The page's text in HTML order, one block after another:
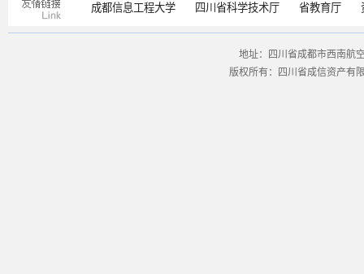
成都信息工程大学 四川省科学技术厅 省教育厅
地址：四川省成都市西南航
版权所有：四川省成信资产有